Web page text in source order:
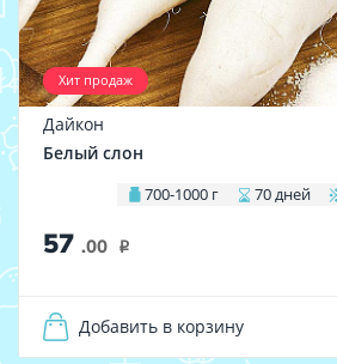
Хит продаж
Дайкон
Белый слон
700-1000 г 70 дней
57 .00 i
Добавить в корзину